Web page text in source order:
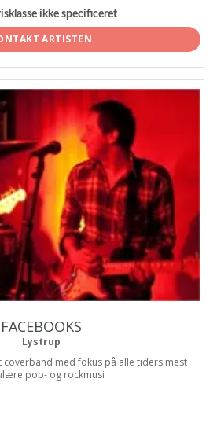
ikke specificeret
ARTISTEN
FACEBOOKS
Lystrup
coverband med fokus på alle tiders mest
pop- og rockmusi